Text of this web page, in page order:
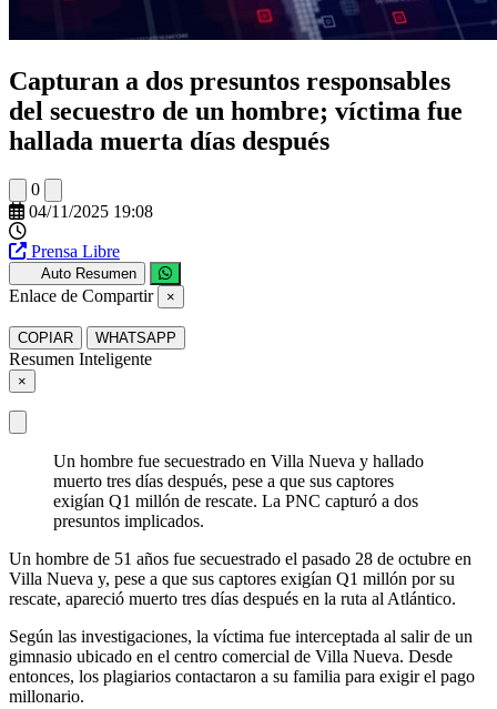
Capturan a dos presuntos responsables
del secuestro de un hombre; víctima fue
hallada muerta días después
0
04/11/2025 19:08
Prensa Libre
Auto Resumen
Enlace de Compartir ×
COPIAR WHATSAPP
Resumen Inteligente
×
Un hombre fue secuestrado en Villa Nueva y hallado
muerto tres días después, pese a que sus captores
exigían Q1 millón de rescate. La PNC capturó a dos
presuntos implicados.
Un hombre de 51 años fue secuestrado el pasado 28 de octubre en
Villa Nueva y, pese a que sus captores exigían Q1 millón por su
rescate, apareció muerto tres días después en la ruta al Atlántico.
Según las investigaciones, la víctima fue interceptada al salir de un
gimnasio ubicado en el centro comercial de Villa Nueva. Desde
entonces, los plagiarios contactaron a su familia para exigir el pago
millonario.